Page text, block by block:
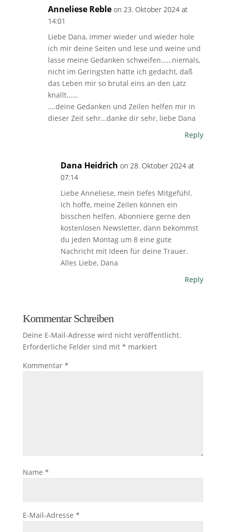
Anneliese Reble on 23. Oktober 2024 at
14:01
Liebe Dana, immer wieder und wieder hole
ich mir deine Seiten und lese und weine und
lasse meine Gedanken schweifen……niemals,
nicht im Geringsten hätte ich gedacht, daß
das Leben mir so brutal eins an den Latz
knallt……
….deine Gedanken und Zeilen helfen mir in
dieser Zeit sehr…danke dir sehr, liebe Dana
Reply
Dana Heidrich on 28. Oktober 2024 at
07:14
Liebe Anneliese, mein tiefes Mitgefühl.
Ich hoffe, meine Zeilen können ein
bisschen helfen. Abonniere gerne den
kostenlosen Newsletter, dann bekommst
du jeden Montag um 8 eine gute
Nachricht mit Ideen für deine Trauer.
Alles Liebe, Dana
Reply
Kommentar Schreiben
Deine E-Mail-Adresse wird nicht veröffentlicht.
Erforderliche Felder sind mit * markiert
Kommentar *
Name *
E-Mail-Adresse *